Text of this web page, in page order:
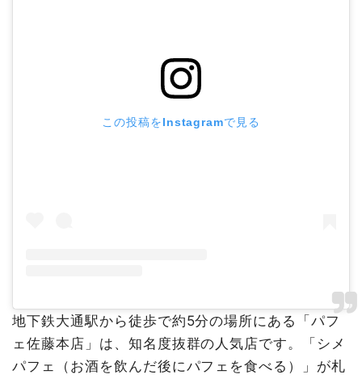
この投稿をInstagramで見る
地下鉄大通駅から徒歩で約5分の場所にある「パフ
ェ佐藤本店」は、知名度抜群の人気店です。「シメ
パフェ（お酒を飲んだ後にパフェを食べる）」が札